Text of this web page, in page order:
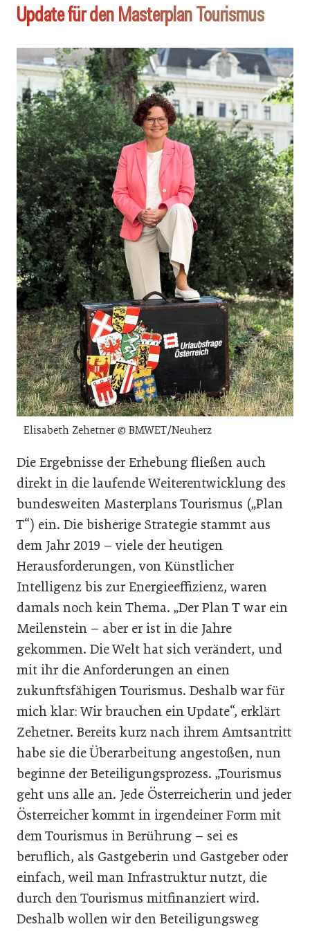
Update für den Masterplan Tourismus
Elisabeth Zehetner © BMWET/Neuherz
Die Ergebnisse der Erhebung fließen auch
direkt in die laufende Weiterentwicklung des
bundesweiten Masterplans Tourismus („Plan
T“) ein. Die bisherige Strategie stammt aus
dem Jahr 2019 – viele der heutigen
Herausforderungen, von Künstlicher
Intelligenz bis zur Energieeffizienz, waren
damals noch kein Thema. „Der Plan T war ein
Meilenstein – aber er ist in die Jahre
gekommen. Die Welt hat sich verändert, und
mit ihr die Anforderungen an einen
zukunftsfähigen Tourismus. Deshalb war für
mich klar: Wir brauchen ein Update“, erklärt
Zehetner. Bereits kurz nach ihrem Amtsantritt
habe sie die Überarbeitung angestoßen, nun
beginne der Beteiligungsprozess. „Tourismus
geht uns alle an. Jede Österreicherin und jeder
Österreicher kommt in irgendeiner Form mit
dem Tourismus in Berührung – sei es
beruflich, als Gastgeberin und Gastgeber oder
einfach, weil man Infrastruktur nutzt, die
durch den Tourismus mitfinanziert wird.
Deshalb wollen wir den Beteiligungsweg